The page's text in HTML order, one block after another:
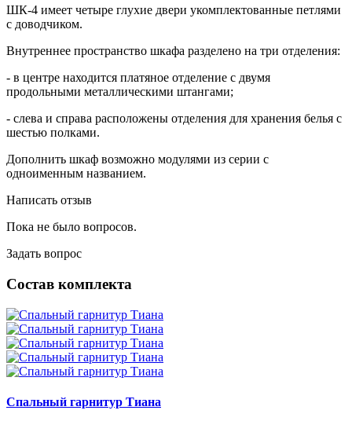
ШК-4 имеет четыре глухие двери укомплектованные петлями
с доводчиком.
Внутреннее пространство шкафа разделено на три отделения:
- в центре находится платяное отделение с двумя
продольными металлическими штангами;
- слева и справа расположены отделения для хранения белья с
шестью полками.
Дополнить шкаф возможно модулями из серии с
одноименным названием.
Написать отзыв
Пока не было вопросов.
Задать вопрос
Состав комплекта
Спальный гарнитур Тиана